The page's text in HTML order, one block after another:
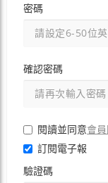
密碼
確認密碼
閱讀並同意會
訂閱電子報
驗證碼